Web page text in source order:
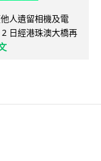
人遺留相機及電
日經港珠澳大橋再